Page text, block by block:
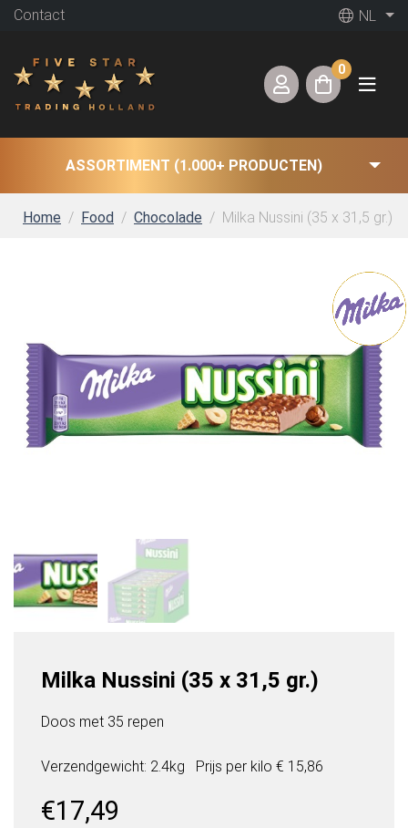
Contact NL
0
ASSORTIMENT (1.000+ PRODUCTEN)
Home Food Chocolade Milka Nussini (35 x 31,5 gr.)
Milka Nussini (35 x 31,5 gr.)
Doos met 35 repen
Verzendgewicht: 2.4kg Prijs per kilo € 15,86
€17,49